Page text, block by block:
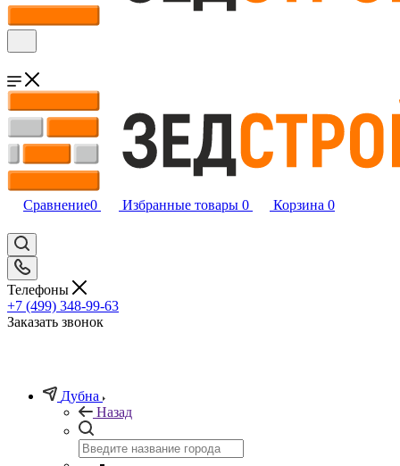
Сравнение0 Избранные товары 0 Корзина 0
Телефоны
+7 (499) 348-99-63
Заказать звонок
Дубна
Назад